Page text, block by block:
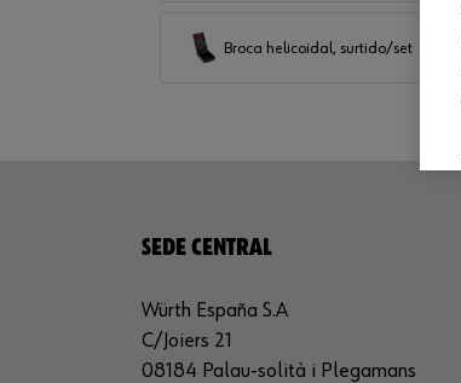
Broca helicoidal, surtido/set
SEDE CENTRAL
Würth España S.A
C/Joiers 21
08184 Palau-solità i Plegamans